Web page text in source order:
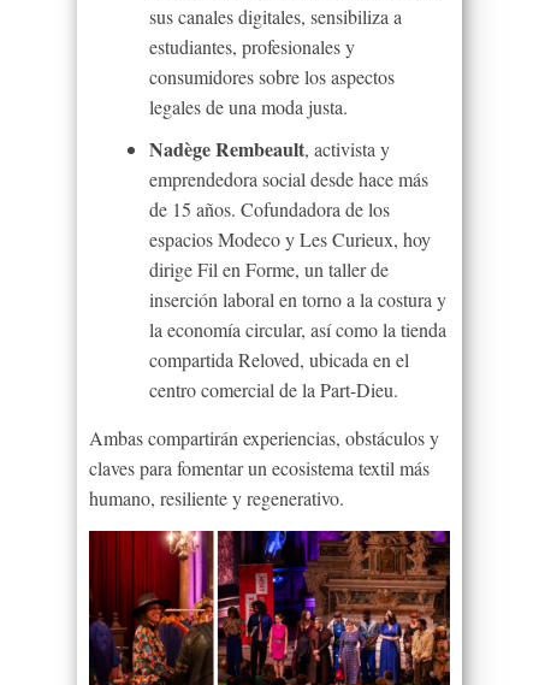
sus canales digitales, sensibiliza a
estudiantes, profesionales y
consumidores sobre los aspectos
legales de una moda justa.
Nadège Rembeault, activista y
emprendedora social desde hace más
de 15 años. Cofundadora de los
espaciosModeco y Les Curieux, hoy
dirige Fil en Forme, un taller de
inserción laboral en torno a la costura y
la economía circular, así como la tienda
compartida Reloved, ubicada en el
centro comercial de la Part-Dieu.
Ambas compartirán experiencias, obstáculos y
claves para fomentar un ecosistema textil más
humano, resiliente y regenerativo.